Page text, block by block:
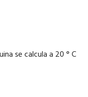
se calcula a 20 ° C